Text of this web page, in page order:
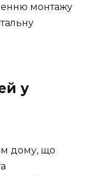
монтажу
у
дому, що